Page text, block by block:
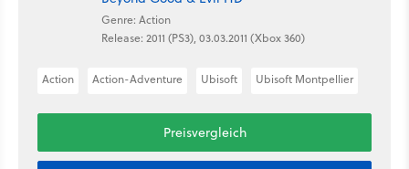
Genre: Action
Release: 2011 (PS3), 03.03.2011 (Xbox 360)
Action Action-Adventure Ubisoft Ubisoft Montpellier
Preisvergleich